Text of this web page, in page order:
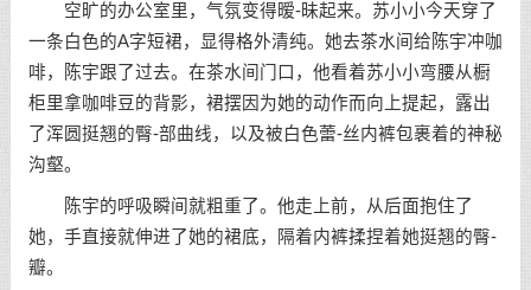
空旷的办公室里，气氛变得暧-昧起来。苏小小今天穿了
一条白色的A字短裙，显得格外清纯。她去茶水间给陈宇冲咖
啡，陈宇跟了过去。在茶水间门口，他看着苏小小弯腰从橱
柜里拿咖啡豆的背影，裙摆因为她的动作而向上提起，露出
了浑圆挺翘的臀-部曲线，以及被白色蕾-丝内裤包裹着的神秘
沟壑。
陈宇的呼吸瞬间就粗重了。他走上前，从后面抱住了
她，手直接就伸进了她的裙底，隔着内裤揉捏着她挺翘的臀-
瓣。